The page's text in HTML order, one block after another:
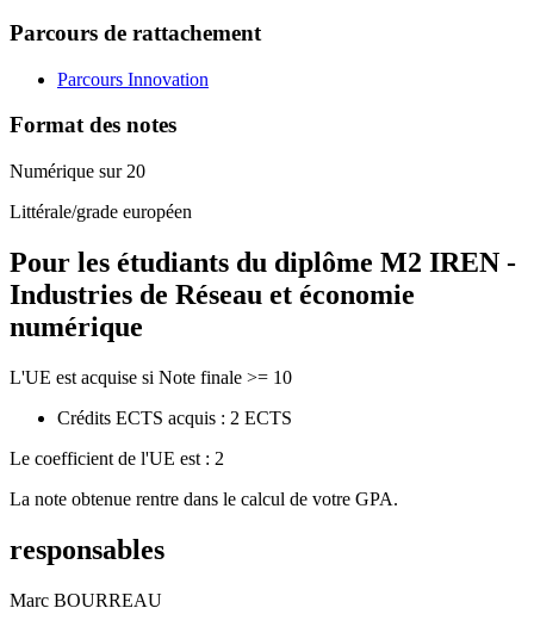
Parcours de rattachement
Parcours Innovation
Format des notes
Numérique sur 20
Littérale/grade européen
Pour les étudiants du diplôme M2 IREN -
Industries de Réseau et économie
numérique
L'UE est acquise si Note finale >= 10
Crédits ECTS acquis : 2 ECTS
Le coefficient de l'UE est : 2
La note obtenue rentre dans le calcul de votre GPA.
responsables
Marc BOURREAU